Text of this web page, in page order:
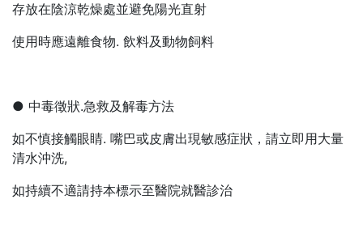
存放在陰涼乾燥處並避免陽光直射
使用時應遠離食物. 飲料及動物飼料
● 中毒徵狀.急救及解毒方法
如不慎接觸眼睛. 嘴巴或皮膚出現敏感症狀，請立即用大量
清水沖洗,
如持續不適請持本標示至醫院就醫診治